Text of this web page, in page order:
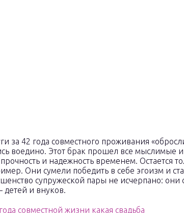
за 42 года совместного проживания
воедино. Этот брак прошел все мыслимые
и надежность временем. Остается
Они сумели победить в себе эгоизм и
супружеской пары не исчерпано: они
и внуков.